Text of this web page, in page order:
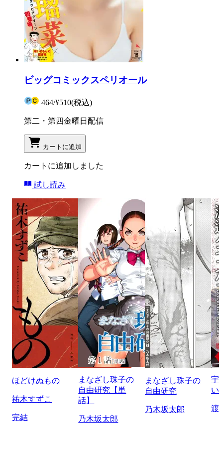
ビッグコミックスペリオール
464/¥510(税込)
第二・第四金曜日配信
カートに追加
カートに追加しました
試し読み
ほどけぬもの
祐木すずこ
完結
まなざし珠子の
自由研究【単
話】
乃木坂太郎
まなざし珠子の
自由研究
乃木坂太郎
宇
い
渡